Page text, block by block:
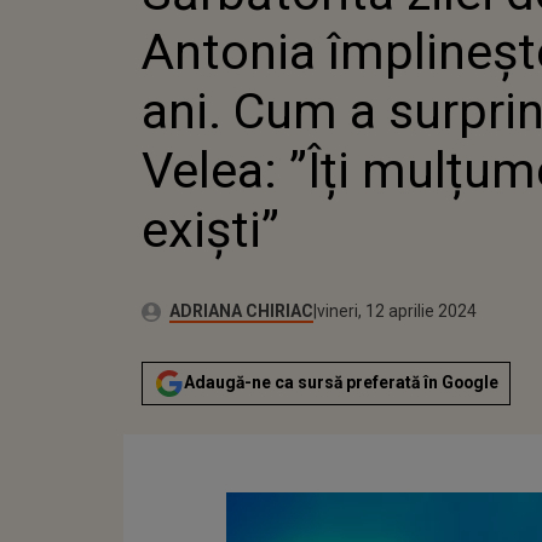
VELEA:
EXIȘTI”
Antonia
ani. Cum a
Velea: ”Îți
exiști”
Autor:ADRIANA CHIRIACPublicat:
miercuri, 12 aprilie 2023
Actualizat:
vineri, 12 aprilie 2024
Adaugă-ne ca sursă preferată în Google